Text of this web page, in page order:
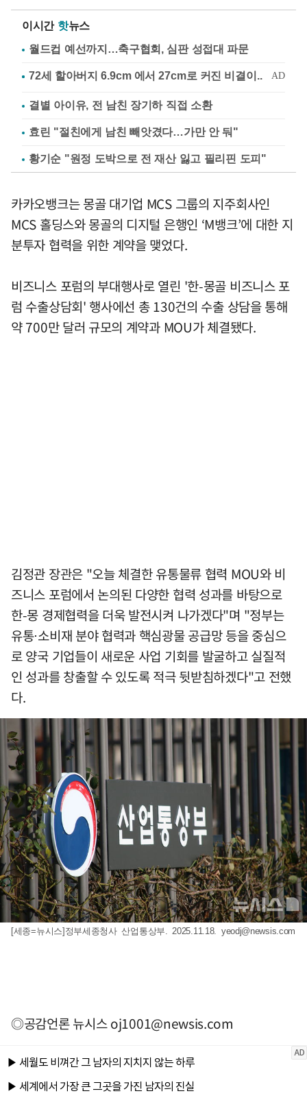
이시간 핫뉴스
월드컵 예선까지…축구협회, 심판 성접대 파문
결별 아이유, 전 남친 장기하 직접 소환
효린 "절친에게 남친 빼앗겼다…가만 안 둬"
황기순 "원정 도박으로 전 재산 잃고 필리핀 도피"
카카오뱅크는 몽골 대기업 MCS 그룹의 지주회사인
MCS 홀딩스와 몽골의 디지털 은행인 ‘M뱅크’에 대한 지
분투자 협력을 위한 계약을 맺었다.
비즈니스 포럼의 부대행사로 열린 '한-몽골 비즈니스 포
럼 수출상담회' 행사에선 총 130건의 수출 상담을 통해
약 700만 달러 규모의 계약과 MOU가 체결됐다.
김정관 장관은 "오늘 체결한 유통물류 협력 MOU와 비
즈니스 포럼에서 논의된 다양한 협력 성과를 바탕으로
한-몽 경제협력을 더욱 발전시켜 나가겠다"며 "정부는
유통⋅소비재 분야 협력과 핵심광물 공급망 등을 중심으
로 양국 기업들이 새로운 사업 기회를 발굴하고 실질적
인 성과를 창출할 수 있도록 적극 뒷받침하겠다"고 전했
다.
[세종=뉴시스]정부세종청사 산업통상부. 2025.11.18. yeodj@newsis.com
◎공감언론 뉴시스oj1001@newsis.com